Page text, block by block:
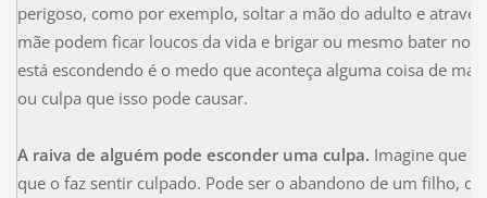
perigoso, como por exemplo, soltar a mão do adulto e
mãe podem ficar loucos da vida e brigar ou mesmo bater no
está escondendo é o medo que aconteça alguma coisa de
ou culpa que isso pode causar.
A raiva de alguém pode esconder uma culpa. Imagine que
que o faz sentir culpado. Pode ser o abandono de um filho,